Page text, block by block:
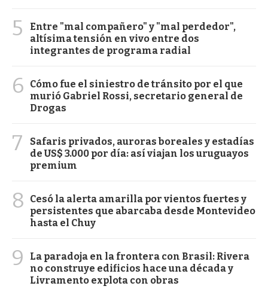
5
Entre "mal compañero" y "mal perdedor",
altísima tensión en vivo entre dos
integrantes de programa radial
6
Cómo fue el siniestro de tránsito por el que
murió Gabriel Rossi, secretario general de
Drogas
7
Safaris privados, auroras boreales y estadías
de US$ 3.000 por día: así viajan los uruguayos
premium
8
Cesó la alerta amarilla por vientos fuertes y
persistentes que abarcaba desde Montevideo
hasta el Chuy
9
La paradoja en la frontera con Brasil: Rivera
no construye edificios hace una década y
Livramento explota con obras